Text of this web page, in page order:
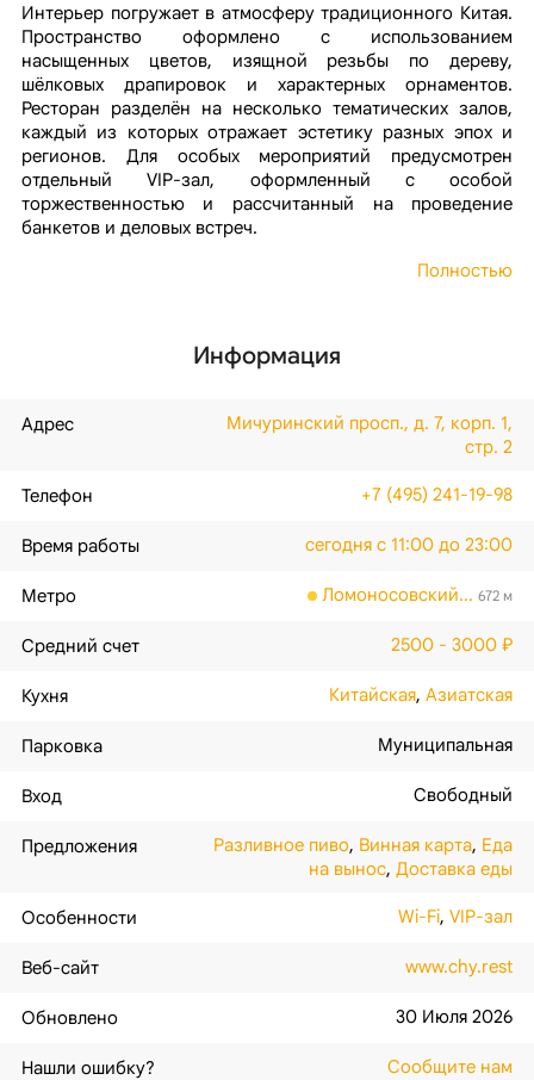
Интерьер погружает в атмосферу традиционного Китая.
Пространство оформлено с использованием
насыщенных цветов, изящной резьбы по дереву,
шёлковых драпировок и характерных орнаментов.
Ресторан разделён на несколько тематических залов,
каждый из которых отражает эстетику разных эпох и
регионов. Для особых мероприятий предусмотрен
отдельный VIP-зал, оформленный с особой
торжественностью и рассчитанный на проведение
банкетов и деловых встреч.
Полностью
Информация
Адрес
Мичуринский просп., д. 7, корп. 1,
стр. 2
Телефон +7 (495) 241-19-98
Время работы сегодня с 11:00 до 23:00
Метро Ломоносовский... 672 м
Средний счет 2500 - 3000 ₽
Кухня Китайская,Азиатская
Парковка Муниципальная
Вход Свободный
Предложения Разливное пиво, Винная карта, Еда
на вынос,Доставка еды
Особенности Wi-Fi,VIP-зал
Веб-сайт www.chy.rest
Обновлено 30 Июля 2026
Нашли ошибку? Сообщите нам